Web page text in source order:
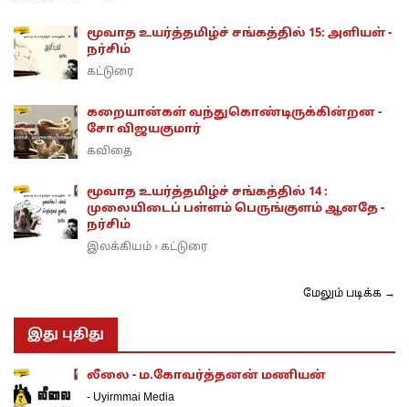
மூவாத உயர்த்தமிழ்ச் சங்கத்தில் 15: அளியள் -
நர்சிம்
கட்டுரை
கறையான்கள் வந்துகொண்டிருக்கின்றன -
சோ விஜயகுமார்
கவிதை
மூவாத உயர்த்தமிழ்ச் சங்கத்தில் 14 :
முலையிடைப் பள்ளம் பெருங்குளம் ஆனதே -
நர்சிம்
இலக்கியம் › கட்டுரை
மேலும் படிக்க →
இது புதிது
லீலை - ம.கோவர்த்தனன் மணியன்
- Uyirmmai Media